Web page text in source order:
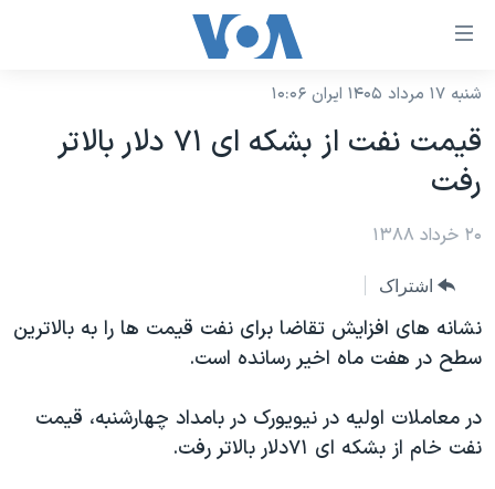
لینکهای
دسترسی
جهش
محتوای
اصلی
صفحه
اصلی
جهش
جستجو
نسخه سبک وب‌سایت
موضوع ها
ایران
آمریکا
جهان
ورزشی
ویژه برنامه‌ها
برنامه های تلویزیونی
جدول برنامه ها
صفحه‌های ویژه
جام جهانی ۲۰۲۶
۲۵۰سالگی آمریکا
فرکانس‌های صدای آمریکا
یادگیری زبان انگلیسی
شنبه ۱۷ مرداد ۱۴۰۵ ایران ۱۰:۰۶
قیمت نفت از بشکه ای ٧۱ دلار بالاتر
رفت
۲۰ خرداد ۱۳۸۸
اشتراک
نشانه های افزایش تقاضا برای نفت قیمت ها را به بالاترین
سطح در هفت ماه اخیر رسانده است.
در معاملات اولیه در نیویورک در بامداد چهارشنبه، قیمت
نفت خام از بشکه ای ٧۱دلار بالاتر رفت.